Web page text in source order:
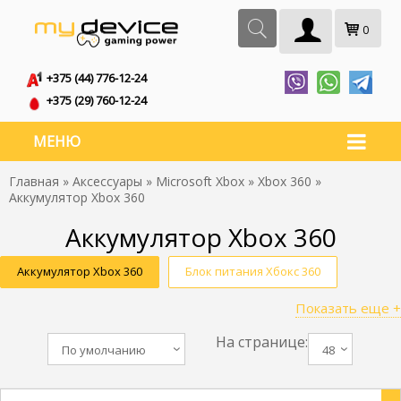
0
+375 (44) 776-12-24
+375 (29) 760-12-24
МЕНЮ
Главная » Аксессуары » Microsoft Xbox » Xbox 360 »
Аккумулятор Xbox 360
Аккумулятор Xbox 360
Аккумулятор Xbox 360 Блок питания Хбокс 360
Контроллер Хбокс 360 Xbox 360 аккумулятор
Показать еще +
На странице: 48
По умолчанию